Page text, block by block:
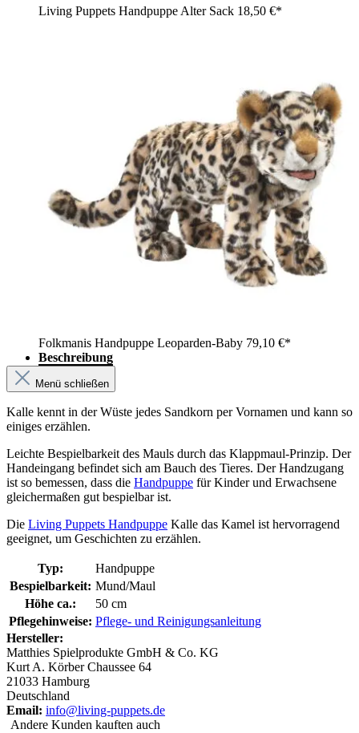
Living Puppets Handpuppe Alter Sack 18,50 €*
Folkmanis Handpuppe Leoparden-Baby 79,10 €*
Beschreibung
Menü schließen
Kalle kennt in der Wüste jedes Sandkorn per Vornamen und kann so
einiges erzählen.
Leichte Bespielbarkeit des Mauls durch das Klappmaul-Prinzip. Der
Handeingang befindet sich am Bauch des Tieres. Der Handzugang
ist so bemessen, dass die Handpuppe für Kinder und Erwachsene
gleichermaßen gut bespielbar ist.
Die Living Puppets Handpuppe Kalle das Kamel ist hervorragend
geeignet, um Geschichten zu erzählen.
Typ:
Handpuppe
Bespielbarkeit: Mund/Maul
Höhe ca.:
50 cm
Pflegehinweise: Pflege- und Reinigungsanleitung
Hersteller:
Matthies Spielprodukte GmbH & Co. KG
Kurt A. Körber Chaussee 64
21033 Hamburg
Deutschland
Email: info@living-puppets.de
Andere Kunden kauften auch